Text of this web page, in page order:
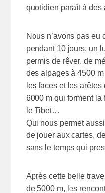
quotidien paraît à
Nous n’avons pas eu
pendant 10 jours, un
permis de rêver, de
des alpages à 4500
les faces et les
6000 m qui forment la
le Tibet…
Qui nous permet
de jouer aux cartes,
sans le temps qui
Après cette belle
de 5000 m, les